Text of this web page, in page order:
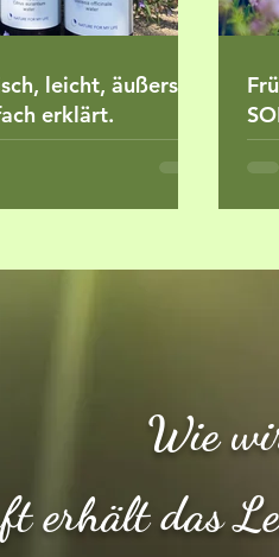
leicht, äußerst
Einfach erklärt.
Wie
erhält das